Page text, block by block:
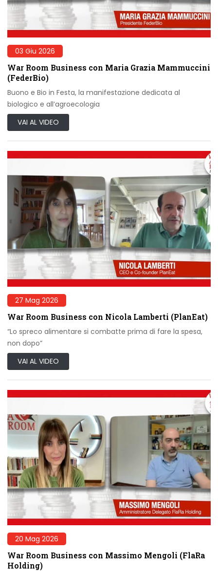
03 Giu 2026
War Room Business con Maria Grazia Mammuccini
(FederBio)
Buono e Bio in Festa, la manifestazione dedicata al
biologico e all’agroecologia
VAI AL VIDEO
27 Mag 2026
War Room Business con Nicola Lamberti (PlanEat)
“Lo spreco alimentare si combatte prima di fare la spesa,
non dopo”
VAI AL VIDEO
20 Mag 2026
War Room Business con Massimo Mengoli (FlaRa
Holding)